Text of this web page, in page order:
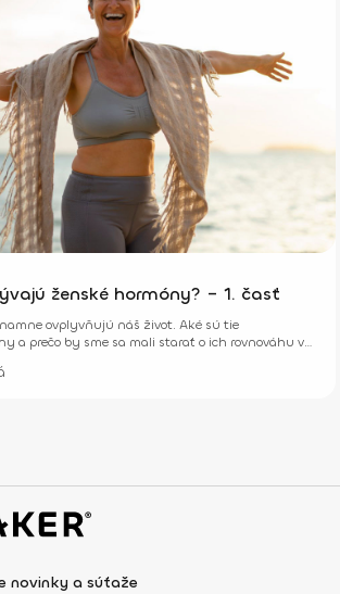
ženské hormóny? – 1. časť
ovplyvňujú náš život. Aké sú tie
a prečo by sme sa mali starať o ich rovnováhu v
výbornom článku.
novinky a súťaže